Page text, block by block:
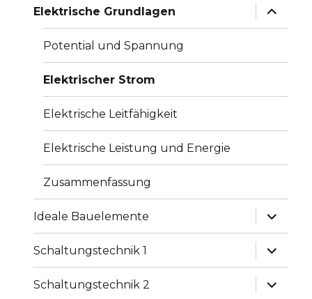
Elektrische Grundlagen
Potential und Spannung
Elektrischer Strom
Elektrische Leitfähigkeit
Elektrische Leistung und Energie
Zusammenfassung
Ideale Bauelemente
Schaltungstechnik 1
Schaltungstechnik 2